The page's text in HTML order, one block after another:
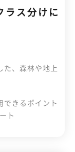
ラス分けに
た、森林や地上
できるポイント
ト